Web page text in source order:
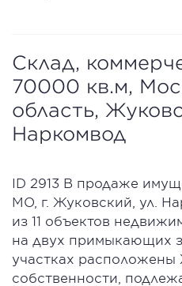
Склад,
70000 кв.м,
область,
Наркомвод
ID 2913 В продаже
МО, г. Жуковский, ул.
из 11 объектов
на двух примыкающих
участках
собственности,